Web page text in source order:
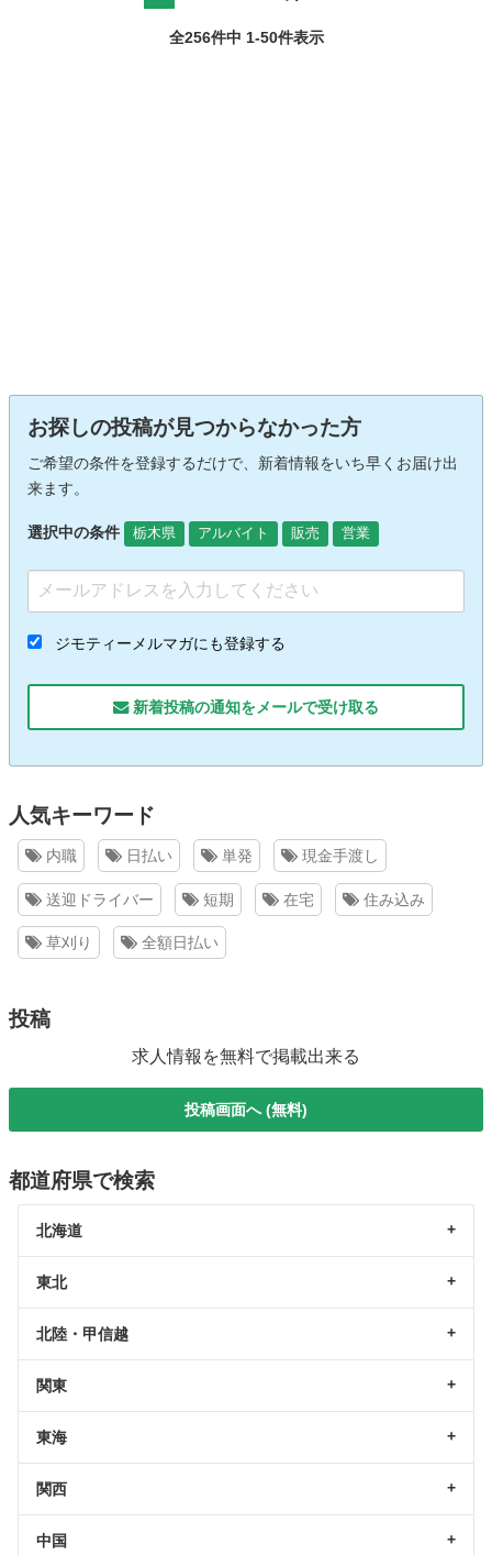
全256件中 1-50件表示
お探しの投稿が見つからなかった方
ご希望の条件を登録するだけで、新着情報をいち早くお届け出
来ます。
選択中の条件 栃木県 アルバイト 販売 営業
ジモティーメルマガにも登録する
新着投稿の通知をメールで受け取る
人気キーワード
内職 日払い 単発 現金手渡し
送迎ドライバー 短期 在宅 住み込み
草刈り 全額日払い
投稿
求人情報を無料で掲載出来る
投稿画面へ (無料)
都道府県で検索
北海道
東北
北陸・甲信越
関東
東海
関西
中国